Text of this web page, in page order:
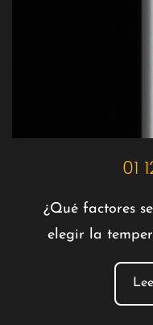
01
¿Qué factores
elegir la